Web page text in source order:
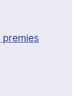
premies